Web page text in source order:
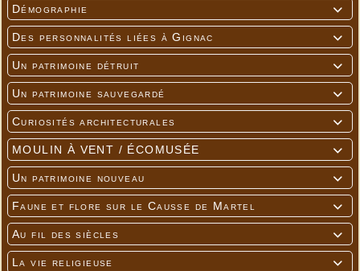

Démographie

Des personnalités liées à Gignac

Un patrimoine détruit

Un patrimoine sauvegardé

Curiosités architecturales

MOULIN À VENT / ÉCOMUSÉE

Un patrimoine nouveau

Faune et flore sur le Causse de Martel

Au fil des siècles

La vie religieuse